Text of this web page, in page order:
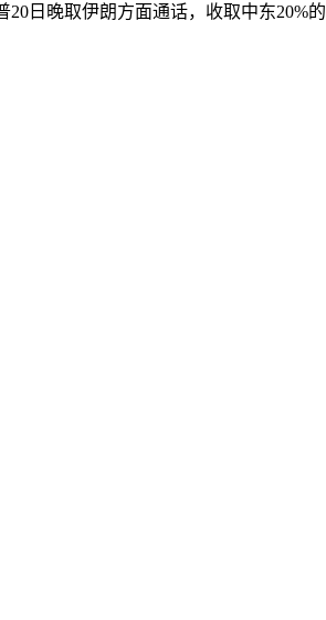
日晚取伊朗方面通话，收取中东20%